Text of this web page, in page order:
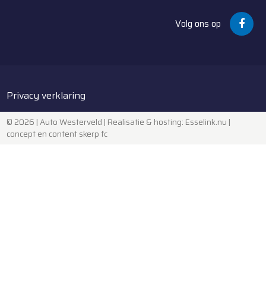
Volg ons op
Privacy verklaring
© 2026 | Auto Westerveld | Realisatie & hosting: Esselink.nu |
concept en content skerp fc